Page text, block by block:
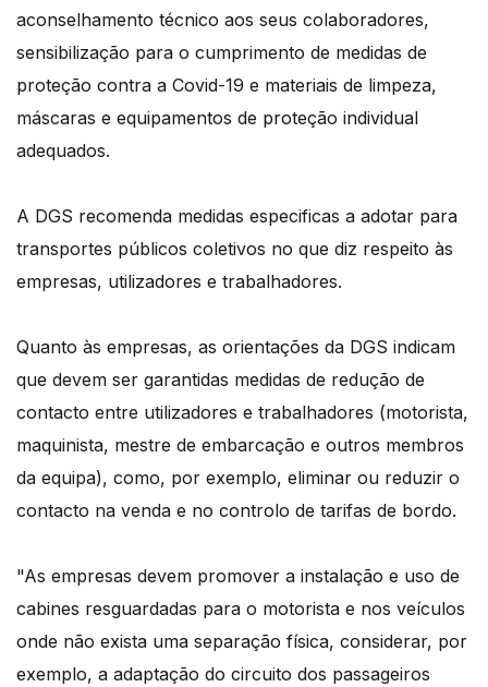
aconselhamento técnico aos seus colaboradores,
sensibilização para o cumprimento de medidas de
proteção contra a Covid-19 e materiais de limpeza,
máscaras e equipamentos de proteção individual
adequados.
A DGS recomenda medidas especificas a adotar para
transportes públicos coletivos no que diz respeito às
empresas, utilizadores e trabalhadores.
Quanto às empresas, as orientações da DGS indicam
que devem ser garantidas medidas de redução de
contacto entre utilizadores e trabalhadores (motorista,
maquinista, mestre de embarcação e outros membros
da equipa), como, por exemplo, eliminar ou reduzir o
contacto na venda e no controlo de tarifas de bordo.
"As empresas devem promover a instalação e uso de
cabines resguardadas para o motorista e nos veículos
onde não exista uma separação física, considerar, por
exemplo, a adaptação do circuito dos passageiros